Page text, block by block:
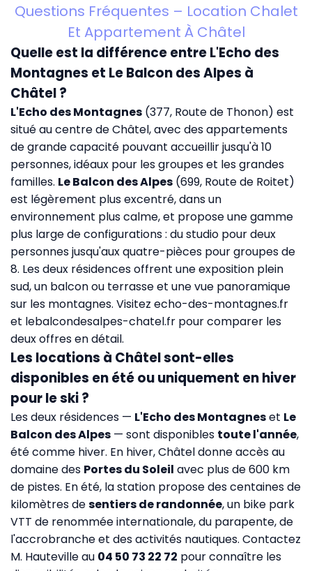
Questions Fréquentes – Location Chalet
Et Appartement À Châtel
Quelle est la différence entre L'Echo des
Montagnes et Le Balcon des Alpes à
Châtel ?
L'Echo des Montagnes (377, Route de Thonon) est
situé au centre de Châtel, avec des appartements
de grande capacité pouvant accueillir jusqu'à 10
personnes, idéaux pour les groupes et les grandes
familles. Le Balcon des Alpes (699, Route de Roitet)
est légèrement plus excentré, dans un
environnement plus calme, et propose une gamme
plus large de configurations : du studio pour deux
personnes jusqu'aux quatre-pièces pour groupes de
8. Les deux résidences offrent une exposition plein
sud, un balcon ou terrasse et une vue panoramique
sur les montagnes. Visitez echo-des-montagnes.fr
et lebalcondesalpes-chatel.fr pour comparer les
deux offres en détail.
Les locations à Châtel sont-elles
disponibles en été ou uniquement en hiver
pour le ski ?
Les deux résidences — L'Echo des Montagneset Le
Balcon des Alpes — sont disponibles toute l'année,
été comme hiver. En hiver, Châtel donne accès au
domaine des Portes du Soleil avec plus de 600 km
de pistes. En été, la station propose des centaines de
kilomètres desentiers de randonnée, un bike park
VTT de renommée internationale, du parapente, de
l'accrobranche et des activités nautiques. Contactez
M. Hauteville au 04 50 73 22 72 pour connaître les